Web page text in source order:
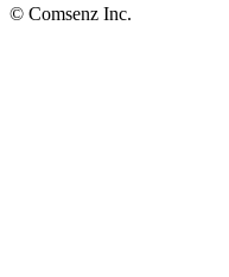
© Comsenz Inc.